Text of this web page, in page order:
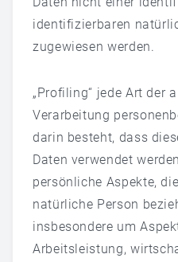
identifizierbaren
zugewiesen werden.
„Profiling“ jede Art der
Verarbeitung
darin besteht, dass
Daten verwendet
persönliche Aspekte,
natürliche Person
insbesondere um
Arbeitsleistung,